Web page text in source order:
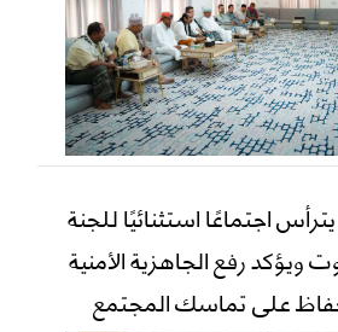
اجتماعًا استثنائيًا للجنة
ويؤكد رفع الجاهزية الأمنية
على تماسك المجتمع